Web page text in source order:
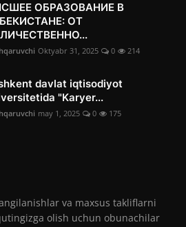
ОБРАЗОВАНИЕ В
ОТ
Oktyabr 31, 2025 0 214
davlat iqtisodiyot
"Karyer...
may 1, 2025 0 175
va maxsus takliflarni
olish uchun obunachilar